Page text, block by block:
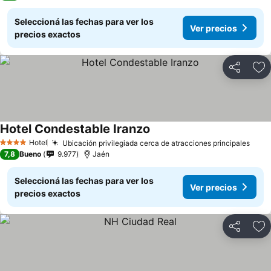
Seleccioná las fechas para ver los
precios exactos
Ver precios
Compartir
4 EstrellasHotel Ubicación privilegiada cerca de atracciones principales
Hotel Condestable Iranzo
7,8 Bueno 9.977 Jaén
Seleccioná las fechas para ver los
precios exactos
Ver precios
Compartir